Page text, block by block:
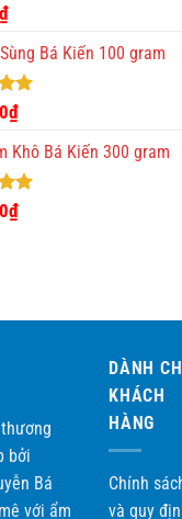
₫
Bá Kiến 100 gram
₫
Khô Bá Kiến 300 gram
₫
bởi
Bá
với ẩm
DÀNH
KHÁCH
HÀNG
Chính
và quy